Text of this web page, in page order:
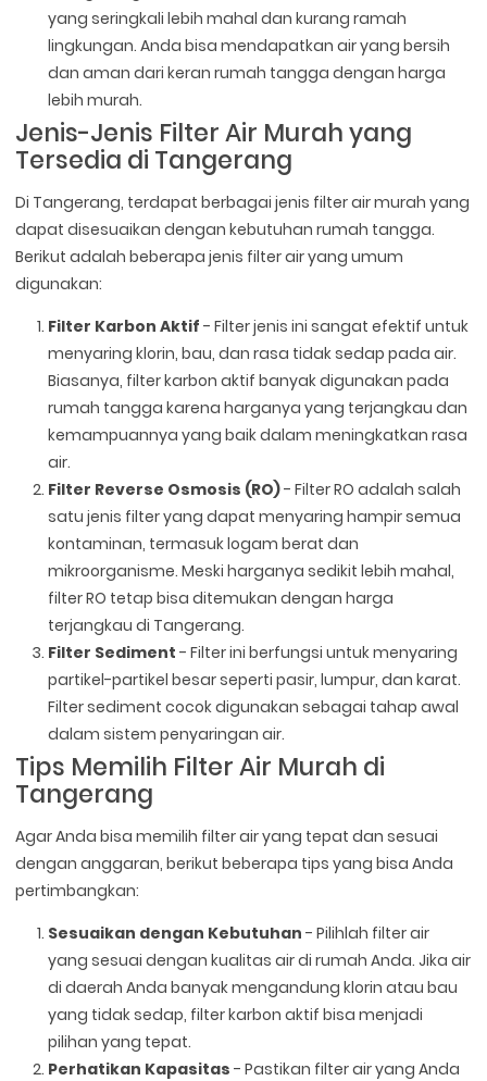
yang seringkali lebih mahal dan kurang ramah
lingkungan. Anda bisa mendapatkan air yang bersih
dan aman dari keran rumah tangga dengan harga
lebih murah.
Jenis-Jenis Filter Air Murah yang
Tersedia di Tangerang
Di Tangerang, terdapat berbagai jenis filter air murah yang
dapat disesuaikan dengan kebutuhan rumah tangga.
Berikut adalah beberapa jenis filter air yang umum
digunakan:
Filter Karbon Aktif - Filter jenis ini sangat efektif untuk
menyaring klorin, bau, dan rasa tidak sedap pada air.
Biasanya, filter karbon aktif banyak digunakan pada
rumah tangga karena harganya yang terjangkau dan
kemampuannya yang baik dalam meningkatkan rasa
air.
Filter Reverse Osmosis (RO)- Filter RO adalah salah
satu jenis filter yang dapat menyaring hampir semua
kontaminan, termasuk logam berat dan
mikroorganisme. Meski harganya sedikit lebih mahal,
filter RO tetap bisa ditemukan dengan harga
terjangkau di Tangerang.
Filter Sediment - Filter ini berfungsi untuk menyaring
partikel-partikel besar seperti pasir, lumpur, dan karat.
Filter sediment cocok digunakan sebagai tahap awal
dalam sistem penyaringan air.
Tips Memilih Filter Air Murah di
Tangerang
Agar Anda bisa memilih filter air yang tepat dan sesuai
dengan anggaran, berikut beberapa tips yang bisa Anda
pertimbangkan:
Sesuaikan dengan Kebutuhan - Pilihlah filter air
yang sesuai dengan kualitas air di rumah Anda. Jika air
di daerah Anda banyak mengandung klorin atau bau
yang tidak sedap, filter karbon aktif bisa menjadi
pilihan yang tepat.
Perhatikan Kapasitas - Pastikan filter air yang Anda